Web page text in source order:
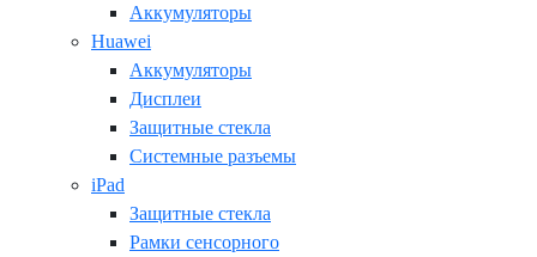
Аккумуляторы
Huawei
Аккумуляторы
Дисплеи
Защитные стекла
Системные разъемы
iPad
Защитные стекла
Рамки сенсорного